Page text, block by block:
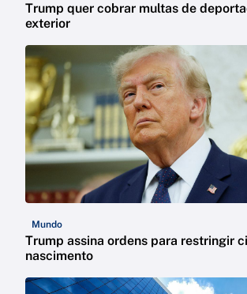
Trump quer cobrar multas de
exterior
Mundo
Trump assina ordens para restringir
nascimento